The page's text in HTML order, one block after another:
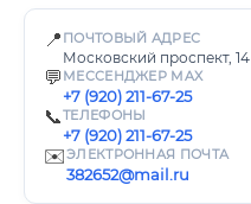
📍 ПОЧТОВЫЙ АДРЕС
Московский проспект, 14
💬 МЕССЕНДЖЕР MAX
+7 (920) 211-67-25
📞ТЕЛЕФОНЫ
+7 (920) 211-67-25
✉️ЭЛЕКТРОННАЯ ПОЧТА
382652@mail.ru